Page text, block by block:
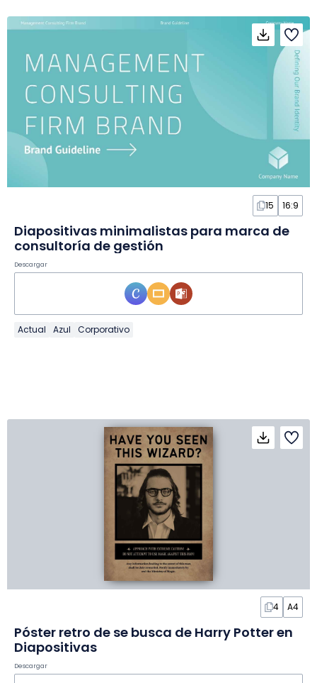
15 16:9
Diapositivas minimalistas para marca de
consultoría de gestión
Descargar
Actual Azul Corporativo
4 A4
Póster retro de se busca de Harry Potter en
Diapositivas
Descargar